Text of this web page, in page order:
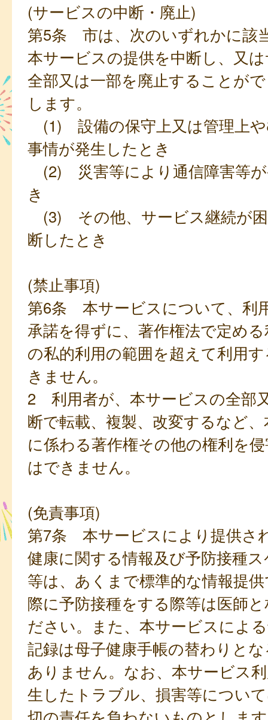
(サービスの中断・廃止)
第5条 市は、次のいずれかに該
本サービスの提供を中断し、又
全部又は一部を廃止することが
します。
(1) 設備の保守上又は管理上
事情が発生したとき
(2) 災害等により通信障害等
き
(3) その他、サービス継続が
断したとき
(禁止事項)
第6条 本サービスについて、利
承諾を得ずに、著作権法で定め
の私的利用の範囲を超えて利用
きません。
2 利用者が、本サービスの全部
断で転載、複製、改変するなど
に係わる著作権その他の権利を
はできません。
(免責事項)
第7条 本サービスにより提供さ
健康に関する情報及び予防接種
等は、あくまで標準的な情報提
際に予防接種をする際等は医師
ださい。また、本サービスによ
記録は母子健康手帳の替わりと
ありません。なお、本サービス
生したトラブル、損害等につい